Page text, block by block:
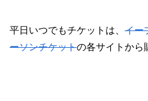
平日いつでもチケットは、 イー
ーソンチケットの各サイトから